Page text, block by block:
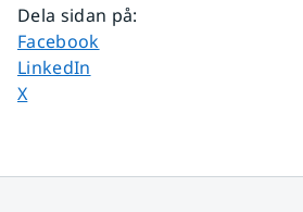
Dela sidan på:
Dela sidan på
Facebook
Dela sidan på
LinkedIn
Dela sidan på
X